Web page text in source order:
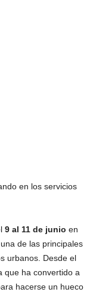
en los servicios
9 al 11 de junio en
, una de las principales
urbanos. Desde el
que ha convertido a
hacerse un hueco